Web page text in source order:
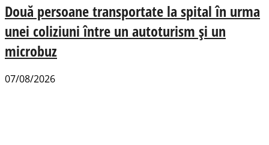
Două persoane transportate la spital în urma
unei coliziuni între un autoturism și un
microbuz
07/08/2026